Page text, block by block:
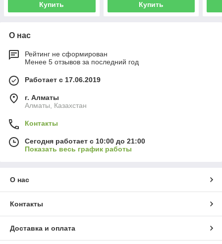
Купить Купить
О нас
Рейтинг не сформирован
Менее 5 отзывов за последний год
Работает с 17.06.2019
г. Алматы
Алматы, Казахстан
Контакты
Сегодня работает с 10:00 до 21:00
Показать весь график работы
О нас
Контакты
Доставка и оплата